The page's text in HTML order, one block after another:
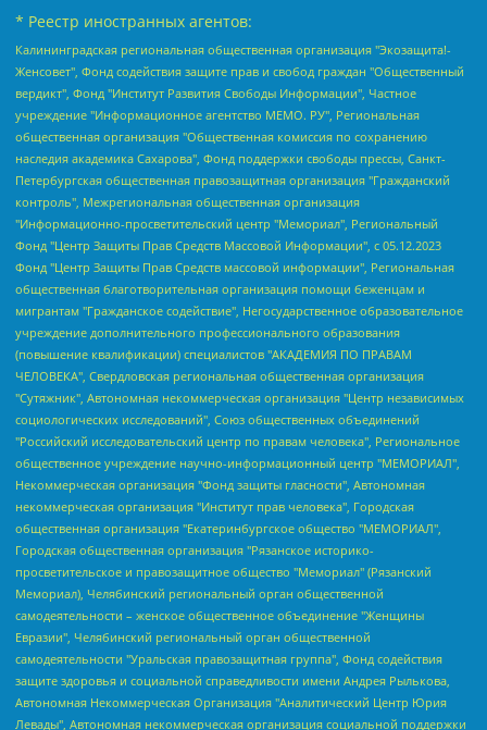
* Реестр иностранных агентов:
Калининградская региональная общественная организация "Экозащита!-Женсовет", Фонд содействия защите прав и свобод граждан "Общественный вердикт", Фонд "Институт Развития Свободы Информации", Частное учреждение "Информационное агентство МЕМО. РУ", Региональная общественная организация "Общественная комиссия по сохранению наследия академика Сахарова", Фонд поддержки свободы прессы, Санкт-Петербургская общественная правозащитная организация "Гражданский контроль", Межрегиональная общественная организация "Информационно-просветительский центр "Мемориал", Региональный Фонд "Центр Защиты Прав Средств Массовой Информации", с 05.12.2023 Фонд "Центр Защиты Прав Средств массовой информации", Региональная общественная благотворительная организация помощи беженцам и мигрантам "Гражданское содействие", Негосударственное образовательное учреждение дополнительного профессионального образования (повышение квалификации) специалистов "АКАДЕМИЯ ПО ПРАВАМ ЧЕЛОВЕКА", Свердловская региональная общественная организация "Сутяжник", Автономная некоммерческая организация "Центр независимых социологических исследований", Союз общественных объединений "Российский исследовательский центр по правам человека", Региональное общественное учреждение научно-информационный центр "МЕМОРИАЛ", Некоммерческая организация "Фонд защиты гласности", Автономная некоммерческая организация "Институт прав человека", Городская общественная организация "Екатеринбургское общество "МЕМОРИАЛ", Городская общественная организация "Рязанское историко-просветительское и правозащитное общество "Мемориал" (Рязанский Мемориал), Челябинский региональный орган общественной самодеятельности – женское общественное объединение "Женщины Евразии", Челябинский региональный орган общественной самодеятельности "Уральская правозащитная группа", Фонд содействия защите здоровья и социальной справедливости имени Андрея Рылькова, Автономная Некоммерческая Организация "Аналитический Центр Юрия Левады", Автономная некоммерческая организация социальной поддержки населения "Проект Апрель", Региональная общественная организация помощи женщинам и детям, находящимся в кризисной ситуации "Информационно-методический центр "Анна", Фонд содействия развитию массовых коммуникаций и правовому просвещению "Так-так-Так", Фонд содействия устойчивому развитию "Серебряная тайга", Свердловский региональный общественный фонд социальных проектов "Новое время", "Idel.Реалии", Кавказ.Реалии, Крым.Реалии, Телеканал Настоящее Время, Татаро-башкирская служба Радио Свобода (Azatliq Radiosi), Радио Свободная Европа/Радио Свобода (PCE/PC), "Сибирь.Реалии", "Фактограф", Благотворительный фонд помощи осужденным и их семьям, Автономная некоммерческая организация "Институт глобализации и социальных движений", Фонд "В защиту прав заключенных", Частное учреждение "Центр поддержки и содействия развитию средств массовой информации", Пензенский региональный общественный благотворительный фонд "Гражданский союз", "Север.Реалии", Некоммерческая организация Фонд "Правовая инициатива", Общество с ограниченной ответственностью "Радио Свободная Европа/Радио Свобода", Чешское информационное агентство "MEDIUM-ORIENT", Красноярская региональная общественная организация "Мы против СПИДа", Камалягин Денис Николаевич, Маркелов Сергей Евгеньевич, Пономарев Лев Александрович, Савицкая Людмила Алексеевна, Автономная некоммерческая организация "Центр по работе с проблемой насилия "НАСИЛИЮ.НЕТ", Межрегиональный профессиональный союз работников здравоохранения "Альянс врачей", Юридическое лицо, зарегистрированное в Латвийской Республике, SIA "Medusa Project" (регистрационный номер 40103797863, дата регистрации 10.06.2014), Некоммерческая организация "Фонд по борьбе с коррупцией", Автономная некоммерческая организация "Институт права и публичной политики", Баданин Роман Сергеевич, Гликин Максим Александрович, Железнова Мария Михайловна, Лукьянова Юлия Сергеевна, Маетная Елизавета Витальевна, Маняхин Петр Борисович, Чуракова Ольга Владимировна, Ярош Юлия Петровна, Юридическое лицо "The Insider SIA", зарегистрированное в Риге, Латвийская Республика (дата регистрации 26.06.2015), являющееся администратором доменного имени интернет-издания "The Insider SIA", https://theins.ru, Постернак Алексей Евгеньевич, Рубин Михаил Аркадьевич, Анин Роман Александрович, Юридическое лицо Istories fonds, зарегистрированное в Латвийской Республике (регистрационный номер 50008295751, дата регистрации 24.02.2020), Великовский Дмитрий Александрович, Долинина Ирина Николаевна, Мароховская Алеся Алексеевна, Шлейнов Роман Юрьевич, Шмагун Олеся Валентиновна, Общество с ограниченной ответственностью "Альтаир 2021", Общество с ограниченной ответственностью "Вега 2021", Общество с ограниченной ответственностью "Главный редактор 2021", Общество с ограниченной ответственностью "Ромашки монолит", Важенков Артем Валерьевич, Ивановская областная общественная организация "Центр гендерных исследований", Гурман Юрий Альбертович, Медиапроект "ОВД-Инфо", Егоров Владимир Владимирович, Жилинский Владимир Александрович, Общество с ограниченной ответственностью "ЗП", Иванова София Юрьевна, Карезина Инна Павловна, Кильтау Екатерина Викторовна, Петров Алексей Викторович, Пискунов Сергей Евгеньевич, Смирнов Сергей Сергеевич, Тихонов Михаил Сергеевич, Общество с ограниченной ответственностью "ЖУРНАЛИСТ-ИНОСТРАННЫЙ АГЕНТ", Арапова Галина Юрьевна, Вольтская Татьяна Анатольевна, Американская компания "Mason G.E.S. Anonymous Foundation" (США), являющаяся владельцем интернет-издания https://mnews.world/, Компания "Stichting Bellingcat", зарегистрированная в Нидерландах (дата регистрации 11.07.2018), Захаров Андрей Вячеславович, Клепиковская Екатерина Дмитриевна, Общество с ограниченной ответственностью "МЕМО", Перл Роман Александрович, Симонов Евгений Алексеевич, Соловьева Елена Анатольевна, Сотников Даниил Владимирович, Сурначева Елизавета Дмитриевна, Автономная некоммерческая организация по защите прав человека и информированию населения "Якутия – Наше Мнение", Общество с ограниченной ответственностью "Москоу диджитал медиа", с 26.01.2023 Общество с ограниченной ответственностью "Чайка Белые сады", Ветошкина Валерия Валерьевна, Заговора Максим Александрович, Межрегиональное общественное движение "Российская ЛГБТ - сеть", Оленичев Максим Владимирович, Павлов Иван Юрьевич, Скворцова Елена Сергеевна, Общество с ограниченной ответственностью "Как бы инагент", Кочетков Игорь Викторович, Общество с ограниченной ответственностью "Честные выборы", Еланчик Олег Александрович, Общество с ограниченной ответственностью "Нобелевский призыв", Гималова Регина Эмилевна, Григорьев Андрей Валерьевич, Григорьева Алина Александровна, Ассоциация по содействию защите прав призывников, альтернативнослужащих и военнослужащих "Правозащитная группа "Гражданин.Армия.Право", Хисамова Регина Фаритовна, Автономная некоммерческая организация по реализации социально-правовых программ "Лилит", Дальневосточное общественное движение "Маяк", Санкт-Петербургская ЛГБТ-инициативная группа "Выход", Инициативная группа ЛГБТ+ "Реверс", Алексеев Андрей Викторович, Бекбулатова Таисия Львовна, Беляев Иван Михайлович, Владыкина Елена Сергеевна, Гельман Марат Александрович, Никульшина Вероника Юрьевна, Толоконникова Надежда Андреевна, Шендерович Виктор Анатольевич, Общество с ограниченной ответственностью "Данное сообщение", Общество с ограниченной ответственностью Издательский дом "Новая глава", Айнбиндер Александра Александровна, Московский комьюнити-центр для ЛГБТ+инициатив, Благотворительный фонд развития филантропии, Deutsche Welle (Германия, Kurt-Schumacher-Strasse 3, 53113 Bonn), Борзунова Мария Михайловна, Воробьев Виктор Викторович, Голубева Анна Львовна, Константинова Алла Михайловна, Малкова Ирина Владимировна, Мурадов Мурад Абдулгалимович, Осетинская Елизавета Николаевна, Понасенков Евгений Николаевич, Ганапольский Матвей Юрьевич, Киселев Евгений Алексеевич, Борухович Ирина Григорьевна, Дремин Иван Тимофеевич, Дубровский Дмитрий Викторович, Красноярская региональная общественная организация поддержки и развития альтернативных образовательных технологий и межкультурных коммуникаций "ИНТЕРРА", Маяковская Екатерина Алексеевна, Фейгин Марк Захарович, Филимонов Андрей Викторович, Дзугкоева Регина Николаевна, Доброхотов Роман Александрович, Дудь Юрий Александрович, Елкин Сергей Владимирович, Кругликов Кирилл Игоревич, Сабунаева Мария Леонидовна, Семенов Алексей Владимирович, Шаинян Карен Багратович, Шульман Екатерина Михайловна, Асафьев Артур Валерьевич, Вахштайн Виктор Семенович, Венедиктов Алексей Алексеевич, Лушникова Екатерина Евгеньевна, Волков Леонид Михайлович, Невзоров Александр Глебович, Пархоменко Сергей Борисович, Сироткин Ярослав Николаевич, Кара-Мурза Владимир Владимирович, Баранова Наталья Владимировна, Гозман Леонид Яковлевич, Кагарлицкий Борис Юльевич, Климарев Михаил Валерьевич, Милов Владимир Станиславович, Автономная некоммерческая организация Краснодарский центр современного искусства "Типография", Моргенштерн Алишер Тагирович, Соболь Любовь Эдуардовна, Общество с ограниченной ответственностью "ЛИЗА НОРМ", Каспаров Гарри Кимович, Ходорковский Михаил Борисович, Общество с ограниченной ответственностью "Апрельские тезисы", Данилович Ирина Брониславовна, Кашин Олег Владимирович, Петров Николай Владимирович, Пивоваров Алексей Владимирович, Соколов Михаил Владимирович, Цветкова Юлия Владимировна, Чичваркин Евгений Александрович, Комитет против пыток/Команда против пыток, Общество с ограниченной ответственностью "Первый научный", Общество с ограниченной ответственностью "Вертолет и ко", Белоцерковская Вероника Борисовна, Кац Максим Евгеньевич, Лазарева Татьяна Юрьевна, Шаведдинов Руслан Табризович, Яшин Илья Валерьевич, Общество с ограниченной ответственностью "Иноагент ААВ", Алешковский Дмитрий Петрович, Альбац Евгения Марковна, Быков Дмитрий Львович, Галямина Юлия Евгеньевна, Лойко Сергей Леонидович, Мартынов Кирилл Константинович, Медведев Сергей Александрович, Крашенинников Федор Геннадиевич, Гордеева Катерина Вл